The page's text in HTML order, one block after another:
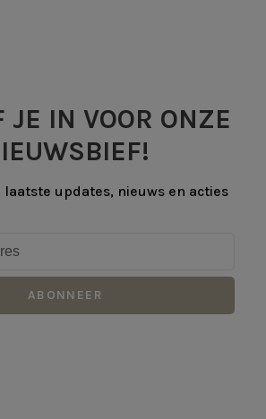
JE IN VOOR ONZE
laatste updates, nieuws en acties
ABONNEER